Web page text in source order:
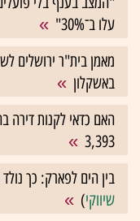
עלו ב־30%"
באשקלון
האם כדאי לקנות דירה
3,393
בין הים לפארק: כך
שיווקי)